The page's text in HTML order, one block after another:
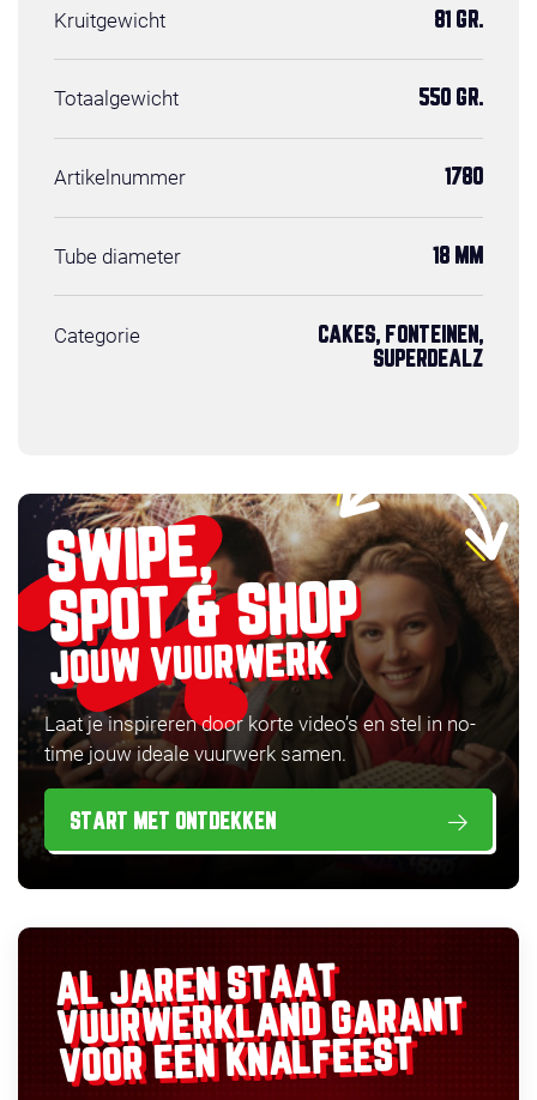
Kruitgewicht 81 GR.
Totaalgewicht 550 GR.
Artikelnummer 1780
Tube diameter 18 MM
Categorie
CAKES, FONTEINEN,
SUPERDEALZ
SWIPE,
SPOT & SHOP
JOUW VUURWERK
Laat je inspireren door korte video’s en stel in no-
time jouw ideale vuurwerk samen.
START MET ONTDEKKEN
AL JAREN STAAT
VUURWERKLANDGARANT
VOOR EEN KNALFEEST